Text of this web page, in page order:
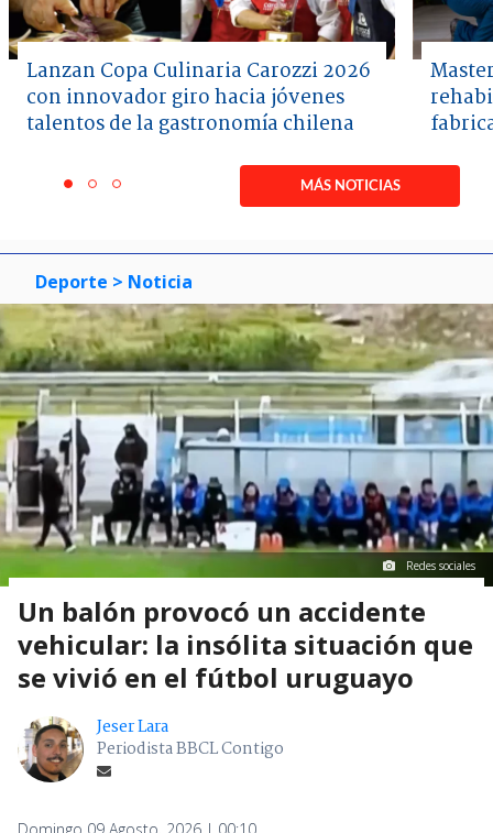
Lanzan Copa Culinaria Carozzi 2026
con innovador giro hacia jóvenes
talentos de la gastronomía chilena
itemitemitem
MÁS NOTICIAS
Deporte > Noticia
Redes sociales
Un balón provocó un accidente
vehicular: la insólita situación que
se vivió en el fútbol uruguayo
Jeser Lara
Periodista BBCL Contigo
Domingo 09 Agosto, 2026 | 00:10